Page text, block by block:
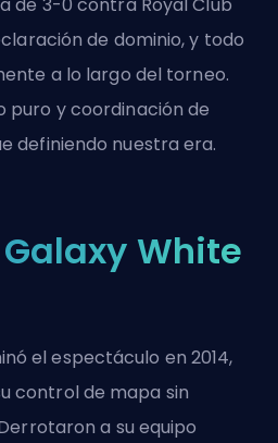
de 3-0 contra Royal Club
de dominio, y todo
a lo largo del torneo.
puro y coordinación de
definiendo nuestra era.
White
el espectáculo en 2014,
control de mapa sin
a su equipo